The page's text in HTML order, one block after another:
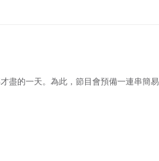
盡的一天。為此，節目會預備一連串簡